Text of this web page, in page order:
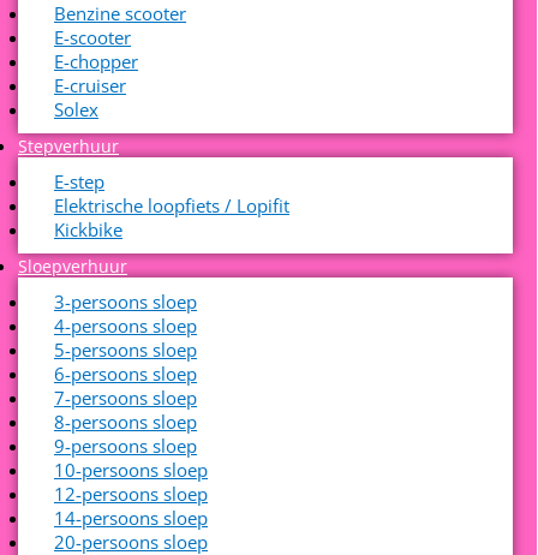
Benzine scooter
E-scooter
E-chopper
E-cruiser
Solex
Stepverhuur
E-step
Elektrische loopfiets / Lopifit
Kickbike
Sloepverhuur
3-persoons sloep
4-persoons sloep
5-persoons sloep
6-persoons sloep
7-persoons sloep
8-persoons sloep
9-persoons sloep
10-persoons sloep
12-persoons sloep
14-persoons sloep
20-persoons sloep